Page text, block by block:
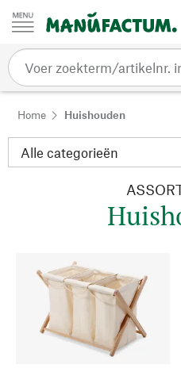
Passer au contenu
Home Huishouden